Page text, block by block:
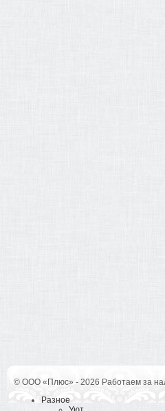
© ООО «Плюс» - 2026 Работаем за
Разное